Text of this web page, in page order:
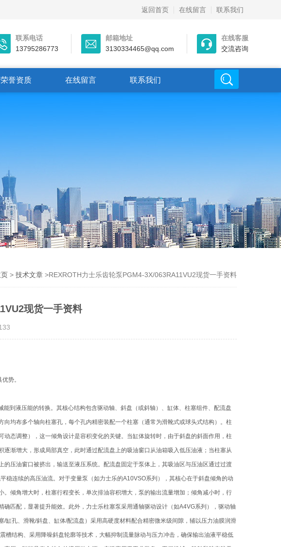
返回首页 在线留言 联系我们
联系电话
13795286773
邮箱地址
3130334465@qq.com
在线客服
交流咨询
荣誉资质 在线留言 联系我们
> 技术文章>REXROTH力士乐齿轮泵PGM4-3X/063RA11VU2现货一手资料
现货一手资料
势。
到液压能的转换。其核心结构包含驱动轴、斜盘（或斜轴）、缸体、柱塞组件、配流盘
均布多个轴向柱塞孔，每个孔内精密装配一个柱塞（通常为滑靴式或球头式结构）。柱
态调整），这一倾角设计是容积变化的关键。当缸体旋转时，由于斜盘的斜面作用，柱
渐增大，形成局部真空，此时通过配流盘上的吸油窗口从油箱吸入低压油液；当柱塞从
压油窗口被挤出，输送至液压系统。配流盘固定于泵体上，其吸油区与压油区通过过渡
连续的高压油流。对于变量泵（如力士乐的A10VSO系列），其核心在于斜盘倾角的动
倾角增大时，柱塞行程变长，单次排油容积增大，泵的输出流量增加；倾角减小时，行
匹配，显著提升能效。此外，力士乐柱塞泵采用通轴驱动设计（如A4VG系列），驱动轴
孔、滑靴/斜盘、缸体/配流盘）采用高硬度材料配合精密微米级间隙，辅以压力油膜润滑
槽结构、采用降噪斜盘轮廓等技术，大幅抑制流量脉动与压力冲击，确保输出油液平稳低